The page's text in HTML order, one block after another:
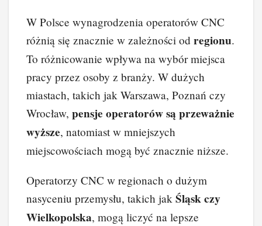
W Polsce wynagrodzenia operatorów CNC
różnią się znacznie w zależności od regionu.
To różnicowanie wpływa na wybór miejsca
pracy przez osoby z branży. W dużych
miastach, takich jak Warszawa, Poznań czy
Wrocław, pensje operatorów są przeważnie
wyższe, natomiast w mniejszych
miejscowościach mogą być znacznie niższe.
Operatorzy CNC w regionach o dużym
nasyceniu przemysłu, takich jak Śląsk czy
Wielkopolska, mogą liczyć na lepsze